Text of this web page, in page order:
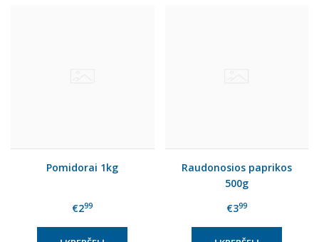
Pomidorai 1kg
€299
Raudonosios paprikos
500g
€399